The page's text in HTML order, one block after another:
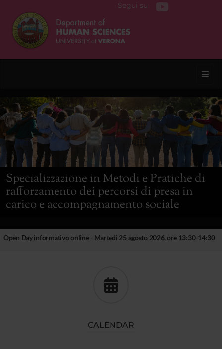
Segui su
Specializzazione in Metodi e Pratiche di
rafforzamento dei percorsi di presa in
carico e accompagnamento sociale
Open Day informativo online - Martedì 25 agosto 2026, ore 13:30-14:30
CALENDAR